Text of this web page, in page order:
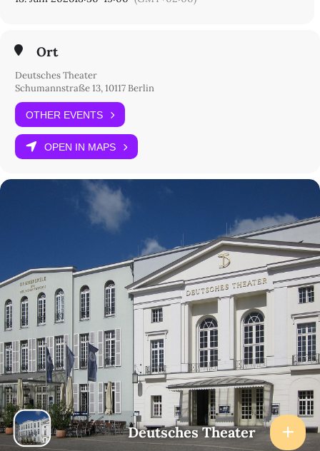
Ort
Deutsches Theater
Schumannstraße 13, 10117 Berlin
OTHER EVENTS
OPEN IN MAPS
Deutsches Theater